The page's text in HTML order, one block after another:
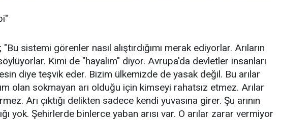
"Bu sistemi görenler nasıl alıştırdığımı merak ediyorlar. Arıların
Kimi de "hayalim" diyor. Avrupa'da devletler insanları
diye teşvik eder. Bizim ülkemizde de yasak değil. Bu arılar
olan sokmayan arı olduğu için kimseyi rahatsız etmez. Arılar
Arı çıktığı delikten sadece kendi yuvasına girer. Şu arının
yok. Şehirlerde binlerce yaban arısı var. O arılar zarar vermiyor